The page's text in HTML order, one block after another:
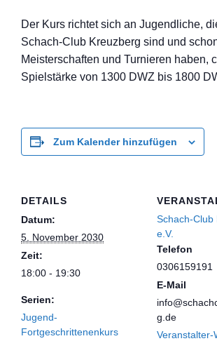
Der Kurs richtet sich an Jugendliche,
Schach-Club Kreuzberg sind und
Meisterschaften und Turnieren haben,
Spielstärke von 1300 DWZ bis 1800
Zum Kalender hinzufügen
DETAILS
Datum:
5. November 2030
Zeit:
18:00 - 19:30
Serien:
Jugend-
Fortgeschrittenenkurs
Schach-Club
e.V.
Telefon
0306159191
E-Mail
g.de
Veranstalter-